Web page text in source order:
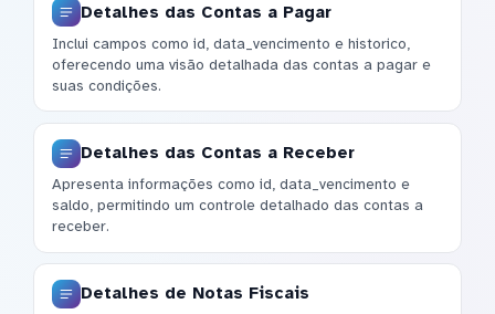
Detalhes das Contas a Pagar
Inclui campos como id, data_vencimento e historico,
oferecendo uma visão detalhada das contas a pagar e
suas condições.
Detalhes das Contas a Receber
Apresenta informações como id, data_vencimento e
saldo, permitindo um controle detalhado das contas a
receber.
Detalhes de Notas Fiscais